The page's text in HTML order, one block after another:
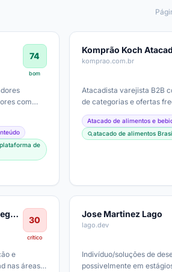
74
bom
com
de
Komprão Koch
komprao.com.br
Atacadista varejista B2B
de categorias e ofertas
maturidade digital típico
Atacado de alimentos e
atacado de alimentos
KZAX Arquitetura, Construções e Negócios Imobiliários
30
crítico
e
nas áreas
Jose Martinez Lago
lago.dev
Indivíduo/soluções de
possivelmente em